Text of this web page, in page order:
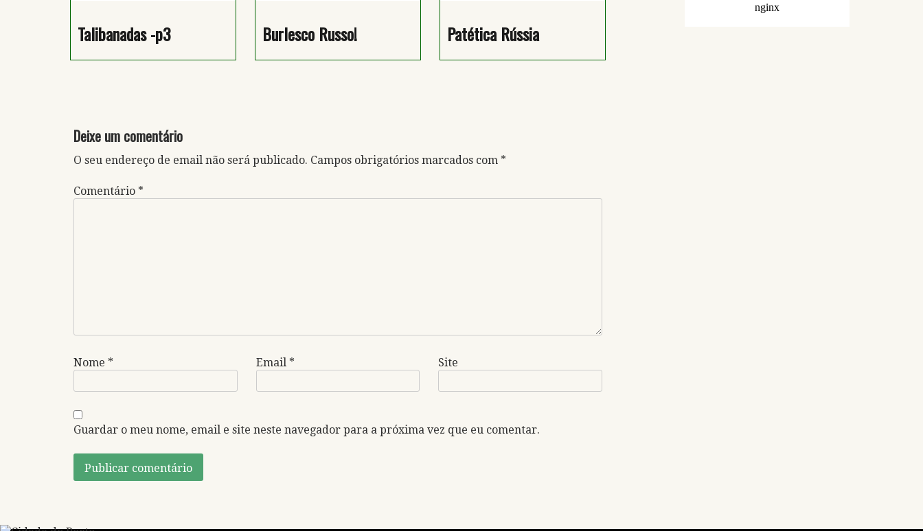
Talibanadas -p3 Burlesco Russo! Patética Rússia
Deixe um comentário
O seu endereço de email não será publicado. Campos obrigatórios marcados com *
Comentário *
Nome * Email * Site
Guardar o meu nome, email e site neste navegador para a próxima vez que eu comentar.